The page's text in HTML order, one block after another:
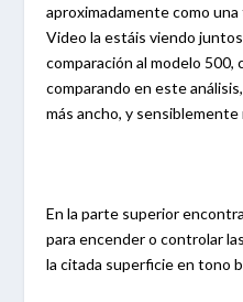
aproximadamente como
Video la estáis viendo
comparación al modelo 500,
comparando en este
más ancho, y sensiblemente
En la parte superior
para encender o controlar
la citada superficie en tono